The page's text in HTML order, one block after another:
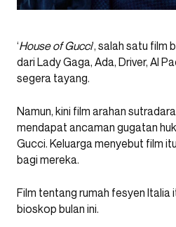
‘House of Gucci‘, salah satu film
dari Lady Gaga, Ada, Driver, Al
segera tayang.
Namun, kini film arahan
mendapat ancaman gugatan
Gucci. Keluarga menyebut film
bagi mereka.
Film tentang rumah fesyen Italia
bioskop bulan ini.